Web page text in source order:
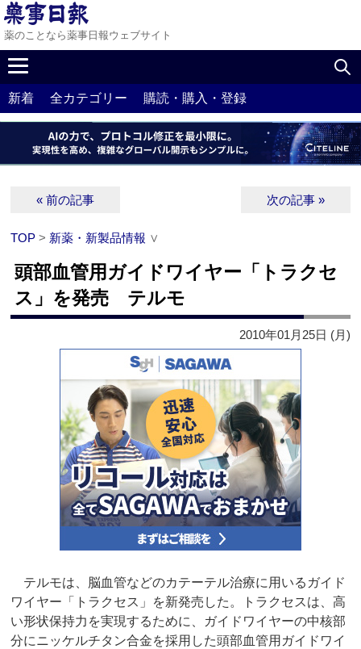
薬のことなら薬事日報ウェブサイト
新着 全カテゴリー 購読・購入・登録
« 前の記事 次の記事 »
TOP > 新薬・新製品情報 ∨
頭部血管用ガイドワイヤー「トラクセ
ス」を発売 テルモ
2010年01月25日 (月)
テルモは、脳血管などのカテーテル治療に用いるガイド
ワイヤー「トラクセス」を新発売した。トラクセスは、高
い形状保持力を実現するために、ガイドワイヤーの中核部
分にニッケルチタン合金を採用した頭部血管用ガイドワイ